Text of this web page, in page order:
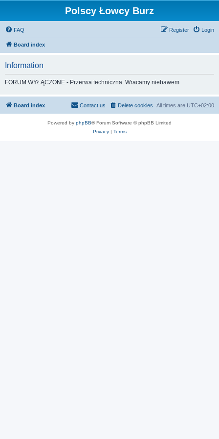
Polscy Łowcy Burz
FAQ Login
Register
Board index
Information
FORUM WYŁĄCZONE - Przerwa techniczna. Wracamy niebawem
Board index All times are UTC+02:00
Delete cookies
Contact us
Powered by phpBB® Forum Software © phpBB Limited
Privacy| Terms